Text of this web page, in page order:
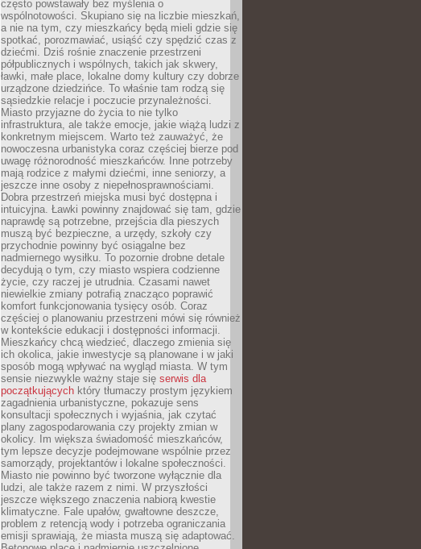
często powstawały bez myślenia o
wspólnotowości. Skupiano się na liczbie mieszkań,
a nie na tym, czy mieszkańcy będą mieli gdzie się
spotkać, porozmawiać, usiąść czy spędzić czas z
dziećmi. Dziś rośnie znaczenie przestrzeni
półpublicznych i wspólnych, takich jak skwery,
ławki, małe place, lokalne domy kultury czy dobrze
urządzone dziedzińce. To właśnie tam rodzą się
sąsiedzkie relacje i poczucie przynależności.
Miasto przyjazne do życia to nie tylko
infrastruktura, ale także emocje, jakie wiążą ludzi z
konkretnym miejscem. Warto też zauważyć, że
nowoczesna urbanistyka coraz częściej bierze pod
uwagę różnorodność mieszkańców. Inne potrzeby
mają rodzice z małymi dziećmi, inne seniorzy, a
jeszcze inne osoby z niepełnosprawnościami.
Dobra przestrzeń miejska musi być dostępna i
intuicyjna. Ławki powinny znajdować się tam, gdzie
naprawdę są potrzebne, przejścia dla pieszych
muszą być bezpieczne, a urzędy, szkoły czy
przychodnie powinny być osiągalne bez
nadmiernego wysiłku. To pozornie drobne detale
decydują o tym, czy miasto wspiera codzienne
życie, czy raczej je utrudnia. Czasami nawet
niewielkie zmiany potrafią znacząco poprawić
komfort funkcjonowania tysięcy osób. Coraz
częściej o planowaniu przestrzeni mówi się również
w kontekście edukacji i dostępności informacji.
Mieszkańcy chcą wiedzieć, dlaczego zmienia się
ich okolica, jakie inwestycje są planowane i w jaki
sposób mogą wpływać na wygląd miasta. W tym
sensie niezwykle ważny staje się serwis dla
początkujących który tłumaczy prostym językiem
zagadnienia urbanistyczne, pokazuje sens
konsultacji społecznych i wyjaśnia, jak czytać
plany zagospodarowania czy projekty zmian w
okolicy. Im większa świadomość mieszkańców,
tym lepsze decyzje podejmowane wspólnie przez
samorządy, projektantów i lokalne społeczności.
Miasto nie powinno być tworzone wyłącznie dla
ludzi, ale także razem z nimi. W przyszłości
jeszcze większego znaczenia nabiorą kwestie
klimatyczne. Fale upałów, gwałtowne deszcze,
problem z retencją wody i potrzeba ograniczania
emisji sprawiają, że miasta muszą się adaptować.